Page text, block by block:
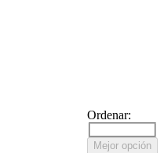
Ordenar:
Mejor opción